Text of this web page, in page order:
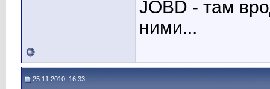
JOBD - там
ними...
25.11.2010, 16:33